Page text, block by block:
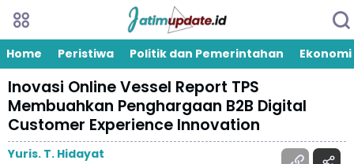
Home Peristiwa Politik dan Pemerintahan Ekonomi
Inovasi Online Vessel Report TPS
Membuahkan Penghargaan B2B Digital
Customer Experience Innovation
Yuris. T. Hidayat